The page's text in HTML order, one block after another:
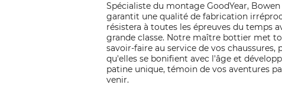
Spécialiste du montage GoodYear,
garantit une qualité de fabrication
résistera à toutes les épreuves du temps
grande classe. Notre maître bottier met
savoir-faire au service de vos chaussures,
qu'elles se bonifient avec l'âge et
patine unique, témoin de vos aventures
venir.